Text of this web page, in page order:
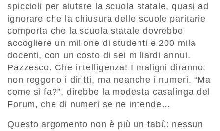
spiccioli per aiutare la scuola statale, quasi ad
ignorare che la chiusura delle scuole paritarie
comporta che la scuola statale dovrebbe
accogliere un milione di studenti e 200 mila
docenti, con un costo di sei miliardi annui.
Pazzesco. Che intelligenza! I maligni diranno:
non reggono i diritti, ma neanche i numeri. “Ma
come si fa?”, direbbe la modesta casalinga del
Forum, che di numeri se ne intende…
Questo argomento non è più un tabù: nessun